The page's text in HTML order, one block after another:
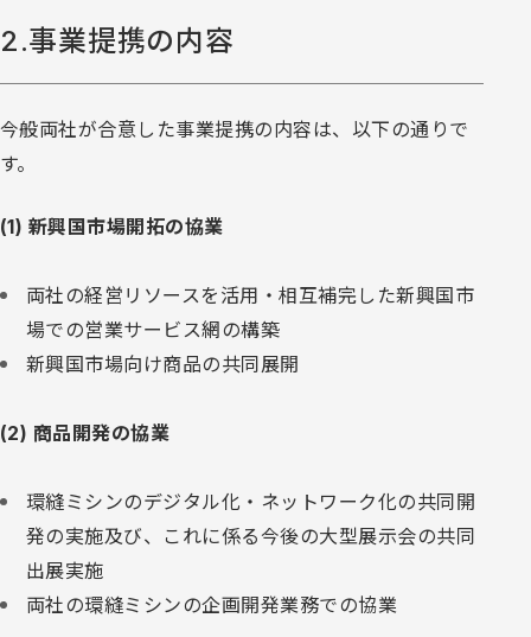
2.事業提携の内容
今般両社が合意した事業提携の内容は、以下の通りで
す。
(1) 新興国市場開拓の協業
両社の経営リソースを活用・相互補完した新興国市
場での営業サービス網の構築
新興国市場向け商品の共同展開
(2) 商品開発の協業
環縫ミシンのデジタル化・ネットワーク化の共同開
発の実施及び、これに係る今後の大型展示会の共同
出展実施
両社の環縫ミシンの企画開発業務での協業